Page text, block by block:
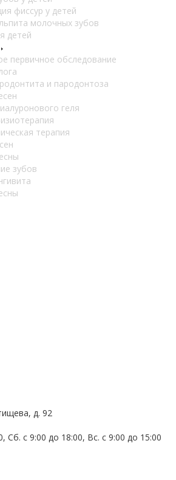
фиссур у детей
молочных зубов
детей
первичное обследование
и пародонтоза
геля
терапия
зубов
д. 92
Сб. с 9:00 до 18:00, Вс. с 9:00 до 15:00